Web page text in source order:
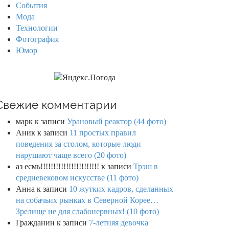
События
Мода
Технологии
Фотография
Юмор
комментарии
марк к записи Урановый реактор (44 фото)
Аник к записи 11 простых правил
поведения за столом, которые люди
нарушают чаще всего (20 фото)
аз есмь!!!!!!!!!!!!!!!!!!!!!!! к записи Трэш в
средневековом искусстве (11 фото)
Анна к записи 10 жутких кадров, сделанных
на собачьих рынках в Северной Корее…
Зрелище не для слабонервных! (10 фото)
Гражданин к записи 7-летняя девочка